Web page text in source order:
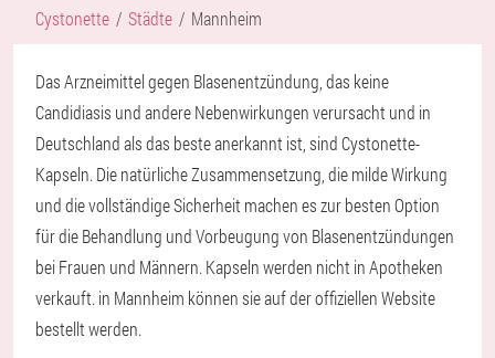
Cystonette Städte Mannheim
Das Arzneimittel gegen Blasenentzündung, das keine
Candidiasis und andere Nebenwirkungen verursacht und in
Deutschland als das beste anerkannt ist, sind Cystonette-
Kapseln. Die natürliche Zusammensetzung, die milde Wirkung
und die vollständige Sicherheit machen es zur besten Option
für die Behandlung und Vorbeugung von Blasenentzündungen
bei Frauen und Männern. Kapseln werden nicht in Apotheken
verkauft. in Mannheim können sie auf der offiziellen Website
bestellt werden.